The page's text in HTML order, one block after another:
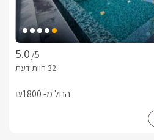
/5
החל מ- ₪1800